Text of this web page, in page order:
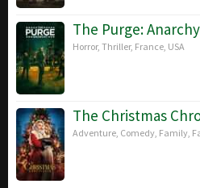
The Purge:
Horror, Thriller, France USA
The Christmas
Adventure Comedy Family